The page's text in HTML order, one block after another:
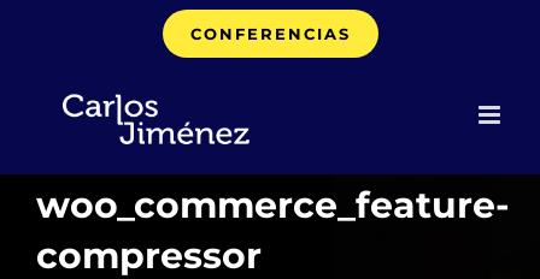
CONFERENCIAS
woo_commerce_feature-
compressor